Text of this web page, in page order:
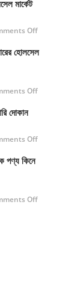
মার্কেট
Offon
হোলসেল
মার্কেট
হোলসেল
Offon
দোকান
Offon
পণ্য কিনে
Offon